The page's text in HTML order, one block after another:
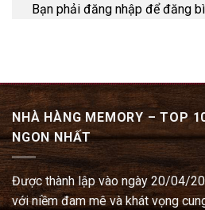
Bạn phải đăng nhập để đăng
NHÀ HÀNG MEMORY – TOP
NGON NHẤT
Được thành lập vào ngày 20/04/
với niềm đam mê và khát vọng